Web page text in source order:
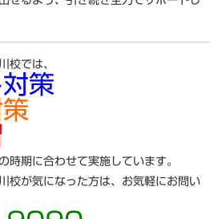
校では、
策
時期に合わせて実施しています。
校が気になった方は、お気軽にお問い